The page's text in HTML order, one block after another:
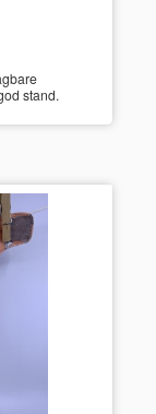
stand.